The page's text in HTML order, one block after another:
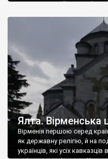
диктувати свої умови
Херсонесі Володимир-
А потім було Хрещення
Ялта. Вірменська
Вірменія першою серед
як державну релігію, й на
українців, які усіх